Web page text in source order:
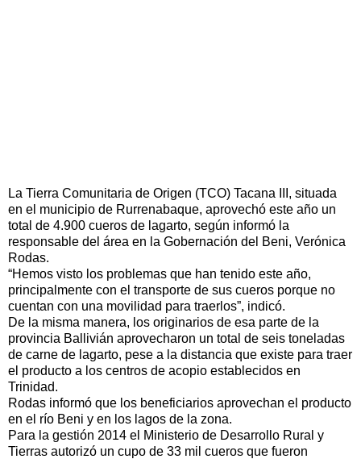
La Tierra Comunitaria de Origen (TCO) Tacana III, situada
en el municipio de Rurrenabaque, aprovechó este año un
total de 4.900 cueros de lagarto, según informó la
responsable del área en la Gobernación del Beni, Verónica
Rodas.
“Hemos visto los problemas que han tenido este año,
principalmente con el transporte de sus cueros porque no
cuentan con una movilidad para traerlos”, indicó.
De la misma manera, los originarios de esa parte de la
provincia Ballivián aprovecharon un total de seis toneladas
de carne de lagarto, pese a la distancia que existe para traer
el producto a los centros de acopio establecidos en
Trinidad.
Rodas informó que los beneficiarios aprovechan el producto
en el río Beni y en los lagos de la zona.
Para la gestión 2014 el Ministerio de Desarrollo Rural y
Tierras autorizó un cupo de 33 mil cueros que fueron